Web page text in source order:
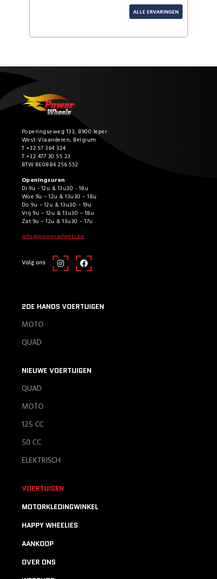
ALLE ERVARINGEN
Poperingseweg 133, 8900 Ieper
West-Vlaanderen, Belgium
T +32 57 364 324
T +32 477 30 55 23
BTW BE0884 256 552
Openingsuren
Di 9u - 12u & 13u30 - 18u
Woe 9u – 12u & 13u30 – 18u
Do 9u – 12u & 13u30 – 19u
Vrij 9u – 12u & 13u30 – 18u
Zat 9u – 12u & 13u30 – 17u
info@powerwheels.be
Volg ons
2DE HANDS VOERTUIGEN
MOTO
QUAD
NIEUWE VOERTUIGEN
QUAD
MOTO
125 CC
50 CC
ELEKTRISCH
VOERTUIGEN
MOTORKLEDINGWINKEL
HAPPY WHEELIES
AANKOOP
OVER ONS